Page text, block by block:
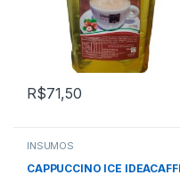
R$71,50
INSUMOS
CAPPUCCINO ICE